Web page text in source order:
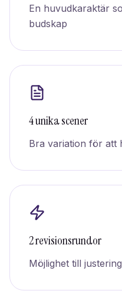
En huvudkaraktär
budskap
4 unika scener
Bra variation för att
2 revisionsrundor
Möjlighet till